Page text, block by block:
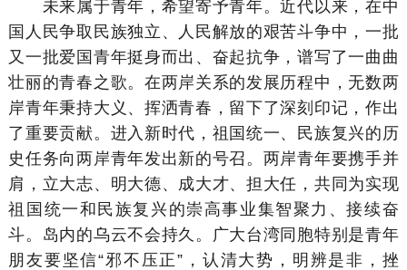
未来属于青年，希望寄予青年。近代以来，在中
国人民争取民族独立、人民解放的艰苦斗争中，一批
又一批爱国青年挺身而出、奋起抗争，谱写了一曲曲
壮丽的青春之歌。在两岸关系的发展历程中，无数两
岸青年秉持大义、挥洒青春，留下了深刻印记，作出
了重要贡献。进入新时代，祖国统一、民族复兴的历
史任务向两岸青年发出新的号召。两岸青年要携手并
肩，立大志、明大德、成大才、担大任，共同为实现
祖国统一和民族复兴的崇高事业集智聚力、接续奋
斗。岛内的乌云不会持久。广大台湾同胞特别是青年
朋友要坚信“邪不压正”，认清大势，明辨是非，挫